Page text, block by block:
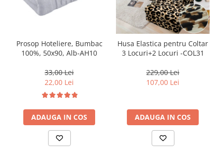
Prosop Hoteliere, Bumbac
100%, 50x90, Alb-AH10
33,00 Lei
22,00 Lei
ADAUGA IN COS
Husa Elastica pentru Coltar
3 Locuri+2 Locuri -COL31
229,00 Lei
107,00 Lei
ADAUGA IN COS